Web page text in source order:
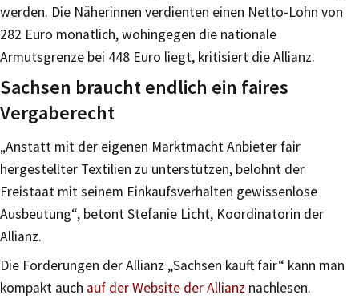
werden. Die Näherinnen verdienten einen Netto-Lohn von
282 Euro monatlich, wohingegen die nationale
Armutsgrenze bei 448 Euro liegt, kritisiert die Allianz.
Sachsen braucht endlich ein faires
Vergaberecht
„Anstatt mit der eigenen Marktmacht Anbieter fair
hergestellter Textilien zu unterstützen, belohnt der
Freistaat mit seinem Einkaufsverhalten gewissenlose
Ausbeutung“, betont Stefanie Licht, Koordinatorin der
Allianz.
Die Forderungen der Allianz „Sachsen kauft fair“ kann man
kompakt auch auf der Website der Allianz nachlesen.